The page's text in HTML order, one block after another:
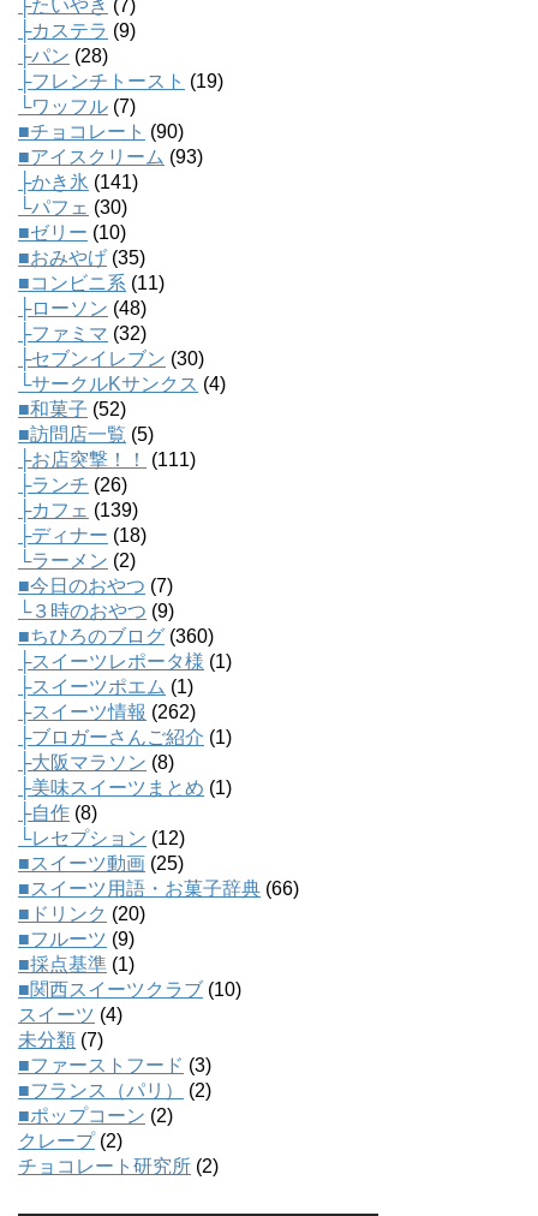
├たいやき (7)
├カステラ (9)
├パン (28)
├フレンチトースト (19)
└ワッフル (7)
■チョコレート (90)
■アイスクリーム (93)
├かき氷 (141)
└パフェ (30)
■ゼリー (10)
■おみやげ (35)
■コンビニ系 (11)
├ローソン (48)
├ファミマ (32)
├セブンイレブン (30)
└サークルKサンクス (4)
■和菓子 (52)
■訪問店一覧 (5)
├お店突撃！！
(111)
├ランチ (26)
├カフェ (139)
├ディナー (18)
└ラーメン (2)
■今日のおやつ (7)
└３時のおやつ (9)
■ちひろのブログ (360)
├スイーツレポータ様 (1)
├スイーツポエム (1)
├スイーツ情報 (262)
├ブロガーさんご紹介 (1)
├大阪マラソン (8)
├美味スイーツまとめ (1)
├自作 (8)
└レセプション (12)
■スイーツ動画 (25)
■スイーツ用語・お菓子辞典 (66)
■ドリンク (20)
■フルーツ (9)
■採点基準 (1)
■関西スイーツクラブ (10)
スイーツ (4)
未分類 (7)
■ファーストフード (3)
■フランス（パリ）
(2)
■ポップコーン (2)
クレープ(2)
チョコレート研究所 (2)